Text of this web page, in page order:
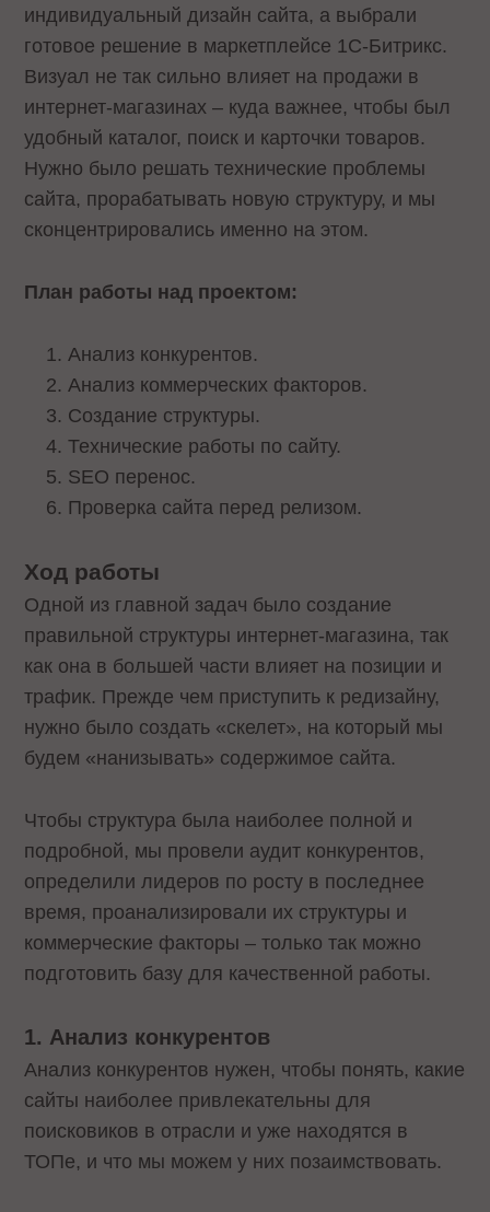
индивидуальный дизайн сайта, а выбрали
готовое решение в маркетплейсе 1С-Битрикс.
Визуал не так сильно влияет на продажи в
интернет-магазинах – куда важнее, чтобы был
удобный каталог, поиск и карточки товаров.
Нужно было решать технические проблемы
сайта, прорабатывать новую структуру, и мы
сконцентрировались именно на этом.
План работы над проектом:
Анализ конкурентов.
Анализ коммерческих факторов.
Создание структуры.
Технические работы по сайту.
SEO перенос.
Проверка сайта перед релизом.
Ход работы
Одной из главной задач было создание
правильной структуры интернет-магазина, так
как она в большей части влияет на позиции и
трафик. Прежде чем приступить к редизайну,
нужно было создать «скелет», на который мы
будем «нанизывать» содержимое сайта.
Чтобы структура была наиболее полной и
подробной, мы провели аудит конкурентов,
определили лидеров по росту в последнее
время, проанализировали их структуры и
коммерческие факторы – только так можно
подготовить базу для качественной работы.
1. Анализ конкурентов
Анализ конкурентов нужен, чтобы понять, какие
сайты наиболее привлекательны для
поисковиков в отрасли и уже находятся в
ТОПе, и что мы можем у них позаимствовать.